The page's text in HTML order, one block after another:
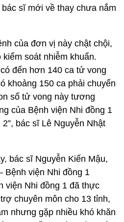
sĩ mới về thay chưa nắm
của đơn vị này chật chội,
soát nhiễm khuẩn.
đến hơn 140 ca tử vong
khoảng 150 ca phải chuyển
số tử vong này tương
của Bệnh viện Nhi đồng 1
bác sĩ Lê Nguyễn Nhật
bác sĩ Nguyễn Kiến Mậu,
Bệnh viện Nhi đồng 1
viện Nhi đồng 1 đã thực
chuyên môn cho 13 tỉnh,
nhưng gặp nhiều khó khăn